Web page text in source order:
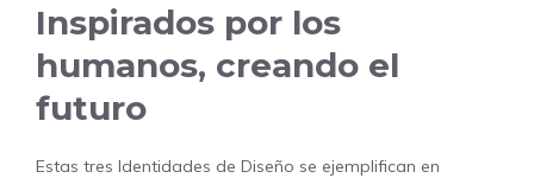
Inspirados por los
humanos, creando el
futuro
Estas tres Identidades de Diseño se ejemplifican en